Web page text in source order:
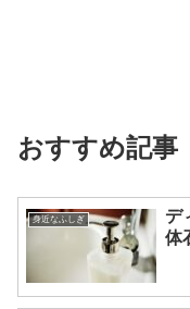
おすすめ記事
身近なふしぎ
デ
体